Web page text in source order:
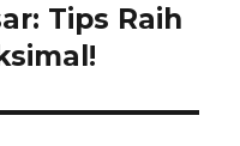
Tips Raih